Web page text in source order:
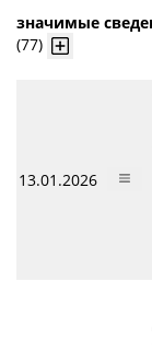
значимые
(77)
13.01.2026